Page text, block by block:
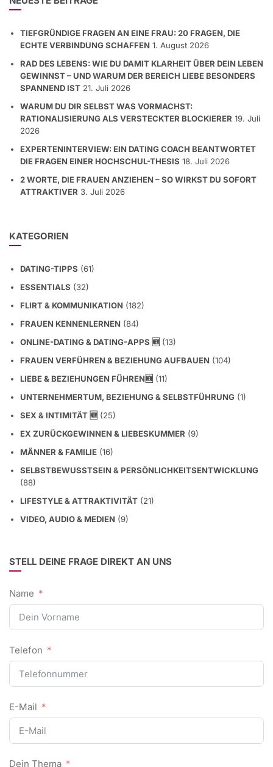
TIEFGRÜNDIGE FRAGEN AN EINE FRAU: 20 FRAGEN, DIE
ECHTE VERBINDUNG SCHAFFEN 1. August 2026
RAD DES LEBENS: WIE DU DAMIT KLARHEIT ÜBER DEIN LEBEN
GEWINNST – UND WARUM DER BEREICH LIEBE BESONDERS
SPANNEND IST 21. Juli 2026
WARUM DU DIR SELBST WAS VORMACHST:
RATIONALISIERUNG ALS VERSTECKTER BLOCKIERER 19. Juli
2026
EXPERTENINTERVIEW: EIN DATING COACH BEANTWORTET
DIE FRAGEN EINER HOCHSCHUL-THESIS 18. Juli 2026
2 WORTE, DIE FRAUEN ANZIEHEN – SO WIRKST DU SOFORT
ATTRAKTIVER 3. Juli 2026
KATEGORIEN
DATING-TIPPS (61)
ESSENTIALS (32)
FLIRT & KOMMUNIKATION (182)
FRAUEN KENNENLERNEN (84)
ONLINE-DATING & DATING-APPS 🆕 (13)
FRAUEN VERFÜHREN & BEZIEHUNG AUFBAUEN (104)
LIEBE & BEZIEHUNGEN FÜHREN🆕 (11)
UNTERNEHMERTUM, BEZIEHUNG & SELBSTFÜHRUNG (1)
SEX & INTIMITÄT 🆕 (25)
EX ZURÜCKGEWINNEN & LIEBESKUMMER (9)
MÄNNER & FAMILIE (16)
SELBSTBEWUSSTSEIN & PERSÖNLICHKEITSENTWICKLUNG
(88)
LIFESTYLE & ATTRAKTIVITÄT (21)
VIDEO, AUDIO & MEDIEN (9)
STELL DEINE FRAGE DIREKT AN UNS
Name
Telefon
E-Mail
Dein Thema